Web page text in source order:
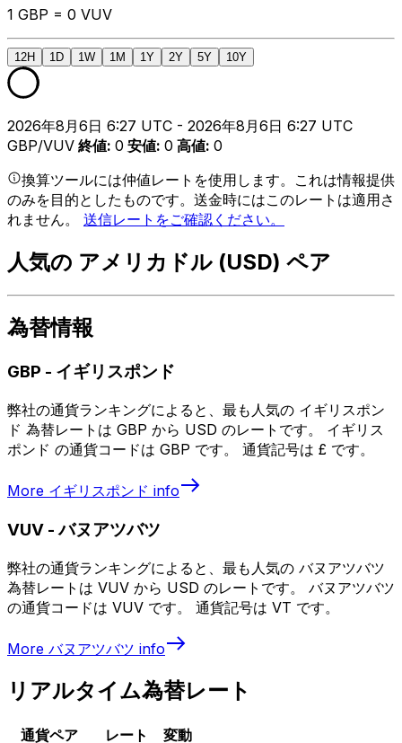
1 GBP = 0 VUV
12H 1D 1W 1M 1Y 2Y 5Y 10Y
2026年8月6日 6:27 UTC - 2026年8月6日 6:27 UTC
GBP/VUV 終値: 0 安値: 0 高値: 0
換算ツールには仲値レートを使用します。これは情報提供
のみを目的としたものです。送金時にはこのレートは適用さ
れません。 送信レートをご確認ください。
人気の アメリカドル (USD) ペア
為替情報
GBP - イギリスポンド
弊社の通貨ランキングによると、最も人気の イギリスポン
ド 為替レートは GBP から USD のレートです。 イギリス
ポンド の通貨コードは GBP です。 通貨記号は £ です。
More イギリスポンド info
VUV -バヌアツバツ
弊社の通貨ランキングによると、最も人気の バヌアツバツ
為替レートは VUV から USD のレートです。 バヌアツバツ
の通貨コードは VUV です。 通貨記号は VT です。
More バヌアツバツ info
リアルタイム為替レート
通貨ペア レート
変動